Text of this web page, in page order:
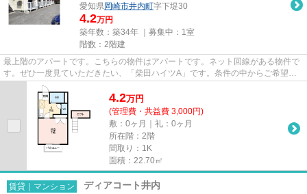
愛知県岡崎市井内町字下堤30
4.2万円
築年数：築34年 ｜募集中： 1室
階数：2階建
最上階のアパートです。こちらの物件はアパートです。ネット回線がある物件で
す。ぜひ一度見ていただきたい、「柴田ハイツA」です。条件の中からご希望の
物件が見つからない場合は、当...
4.2万円
(管理費・共益費 3,000円)
敷：0ヶ月｜礼：0ヶ月
所在階：2階
間取り：1K
面積：22.70㎡
賃貸｜マンション ディアコート井内